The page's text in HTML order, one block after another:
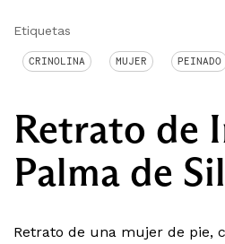
Etiquetas
CRINOLINA MUJER PEINADO
Retrato de
Palma de
Retrato de una mujer de pie,